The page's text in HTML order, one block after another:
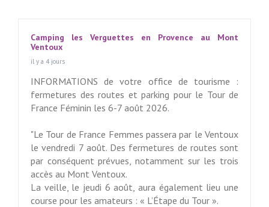
Camping les Verguettes en Provence au Mont
Ventoux
il y a 4 jours
INFORMATIONS de votre office de tourisme :
fermetures des routes et parking pour le Tour de
France Féminin les 6-7 août 2026.
"Le Tour de France Femmes passera par le Ventoux
le vendredi 7 août. Des fermetures de routes sont
par conséquent prévues, notamment sur les trois
accès au Mont Ventoux.
La veille, le jeudi 6 août, aura également lieu une
course pour les amateurs : « L’Étape du Tour ».